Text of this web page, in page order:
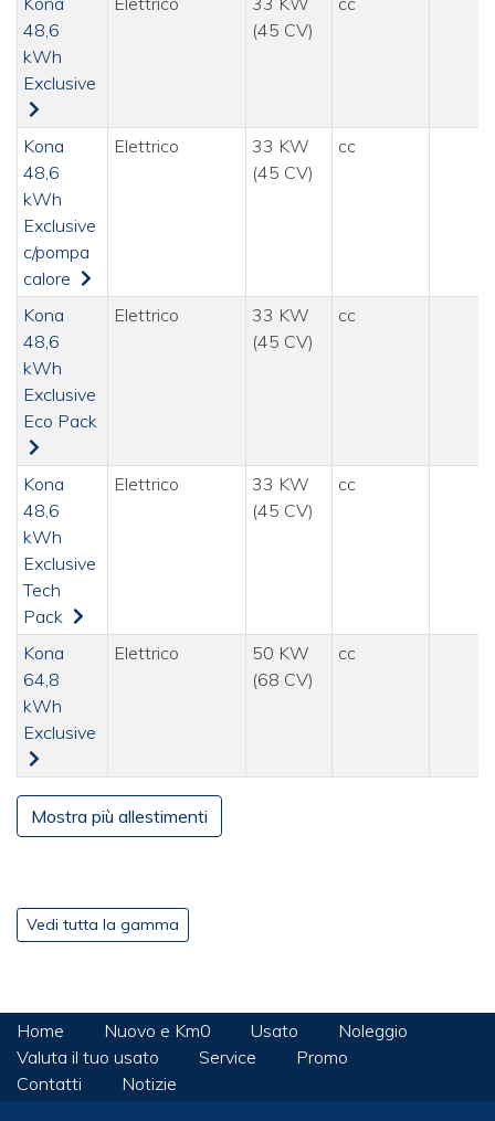
48,6
kWh
Exclusive
(45 CV)
Kona
48,6
kWh
Exclusive
c/pompa
calore
Elettrico
33 KW
(45 CV)
cc
Kona
48,6
kWh
Exclusive
Eco Pack
Elettrico
33 KW
(45 CV)
cc
Kona
48,6
kWh
Exclusive
Tech
Pack
Elettrico
33 KW
(45 CV)
cc
Kona
64,8
kWh
Exclusive
Elettrico
50 KW
(68 CV)
cc
Mostra più allestimenti
Vedi tutta la gamma
Home Nuovo e Km0 Usato
Noleggio
Valuta il tuo usato
Service
Promo
Contatti
Notizie